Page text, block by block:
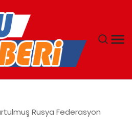
Rusya Federasyon